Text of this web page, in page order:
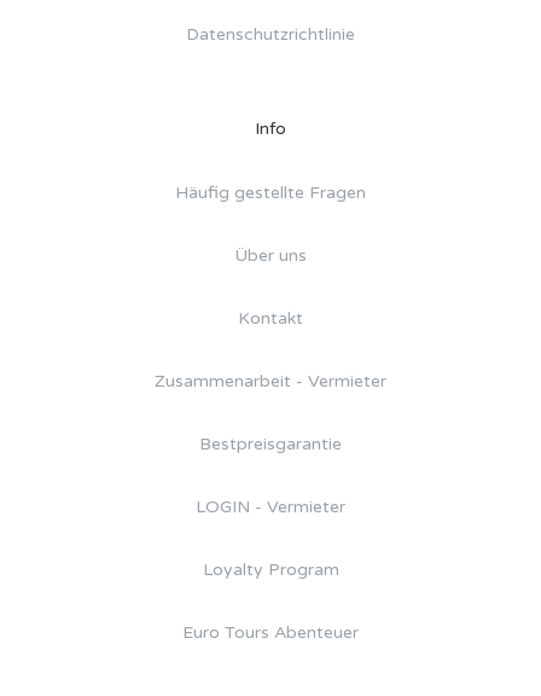
Datenschutzrichtlinie
Info
Häufig gestellte Fragen
Über uns
Kontakt
Zusammenarbeit - Vermieter
Bestpreisgarantie
LOGIN - Vermieter
Loyalty Program
Euro Tours Abenteuer